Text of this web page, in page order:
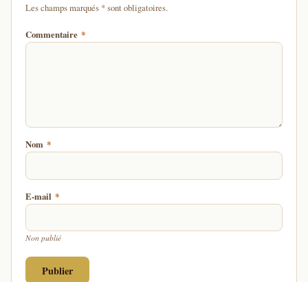
Les champs marqués *d'un astérisque
sont obligatoires.
Commentaire *
Nom *
E-mail *
Non publié